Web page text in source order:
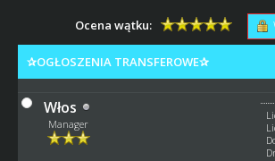
Ocena wątku:
✰OGŁOSZENIA TRANSFEROWE✰
Włos
Manager